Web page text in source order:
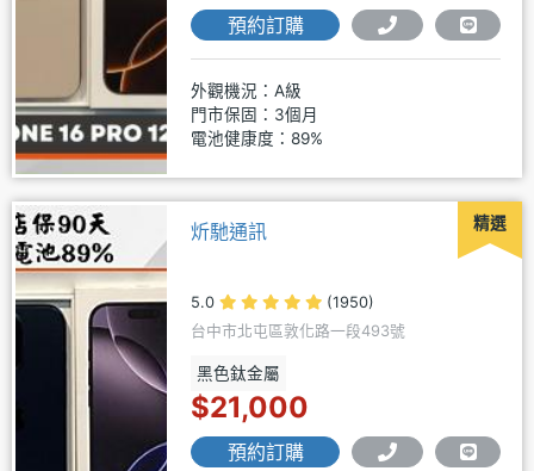
預約訂購
外觀機況：A級
門市保固：3個月
電池健康度：89%
精選
炘馳通訊
5.0
(1950)
台中市北屯區敦化路一段493號
黑色鈦金屬
$21,000
預約訂購